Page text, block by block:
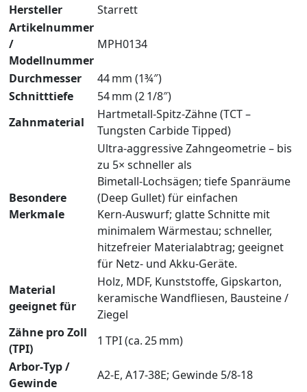
Hersteller
Starrett
Artikelnummer
/
Modellnummer
MPH0134
Durchmesser
44 mm (1¾″)
Schnitttiefe
54 mm (2 1/8″)
Zahnmaterial
Hartmetall‑Spitz‑Zähne (TCT –
Tungsten Carbide Tipped)
Besondere
Merkmale
Ultra‑aggressive Zahngeometrie – bis
zu 5× schneller als
Bimetall‑Lochsägen; tiefe Spanräume
(Deep Gullet) für einfachen
Kern‑Auswurf; glatte Schnitte mit
minimalem Wärmestau; schneller,
hitzefreier Materialabtrag; geeignet
für Netz‑ und Akku‑Geräte.
Material
geeignet für
Holz, MDF, Kunststoffe, Gipskarton,
keramische Wandfliesen, Bausteine /
Ziegel
Zähne pro Zoll
(TPI)
1 TPI (ca. 25 mm)
Arbor‑Typ /
Gewinde
A2‑E, A17‑38E; Gewinde 5/8‑18